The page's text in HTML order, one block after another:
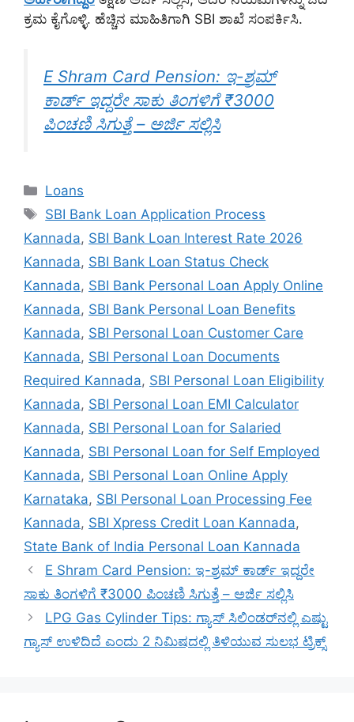
ಕ್ರಮ ಕೈಗೊಳ್ಳಿ. ಹೆಚ್ಚಿನ ಮಾಹಿತಿಗಾಗಿ SBI ಶಾಖೆ ಸಂಪರ್ಕಿಸಿ.
E Shram Card Pension: ಇ-ಶ್ರಮ್
ಕಾರ್ಡ್ ಇದ್ದರೇ ಸಾಕು ತಿಂಗಳಿಗೆ ₹3000
ಪಿಂಚಣಿ ಸಿಗುತ್ತೆ – ಅರ್ಜಿ ಸಲ್ಲಿಸಿ
Categories
Loans
Tags
SBI Bank Loan Application Process
Kannada, SBI Bank Loan Interest Rate 2026
Kannada, SBI Bank Loan Status Check
Kannada, SBI Bank Personal Loan Apply Online
Kannada, SBI Bank Personal Loan Benefits
Kannada, SBI Personal Loan Customer Care
Kannada, SBI Personal Loan Documents
Required Kannada, SBI Personal Loan Eligibility
Kannada, SBI Personal Loan EMI Calculator
Kannada, SBI Personal Loan for Salaried
Kannada, SBI Personal Loan for Self Employed
Kannada, SBI Personal Loan Online Apply
Karnataka, SBI Personal Loan Processing Fee
Kannada, SBI Xpress Credit Loan Kannada,
State Bank of India Personal Loan Kannada
E Shram Card Pension: ಇ-ಶ್ರಮ್ ಕಾರ್ಡ್ ಇದ್ದರೇ
ಸಾಕು ತಿಂಗಳಿಗೆ ₹3000 ಪಿಂಚಣಿ ಸಿಗುತ್ತೆ – ಅರ್ಜಿ ಸಲ್ಲಿಸಿ
LPG Gas Cylinder Tips: ಗ್ಯಾಸ್ ಸಿಲಿಂಡರ್‌ನಲ್ಲಿ ಎಷ್ಟು
ಗ್ಯಾಸ್ ಉಳಿದಿದೆ ಎಂದು 2 ನಿಮಿಷದಲ್ಲಿ ತಿಳಿಯುವ ಸುಲಭ ಟ್ರಿಕ್ಸ್